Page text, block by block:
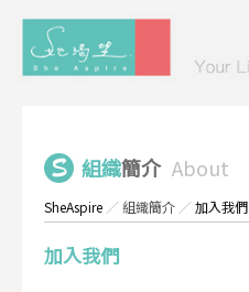
組織簡介 About
SheAspire ／組織簡介 ／加入我們
加入我們